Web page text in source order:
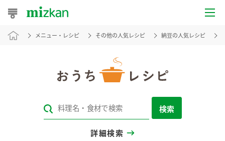
おうちレシピ
レシピカテゴリ一覧
メニュー・レシピ その他の人気レシピ 納豆の人気レシピ
検索
詳細検索